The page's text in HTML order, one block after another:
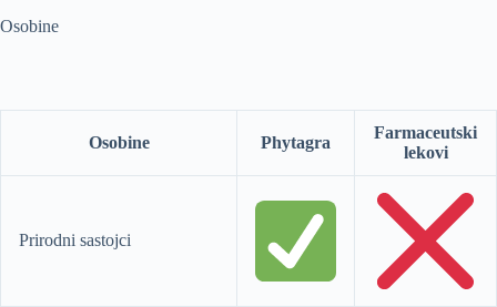
Osobine
Osobine Phytagra
Farmaceutski
lekovi
Prirodni sastojci